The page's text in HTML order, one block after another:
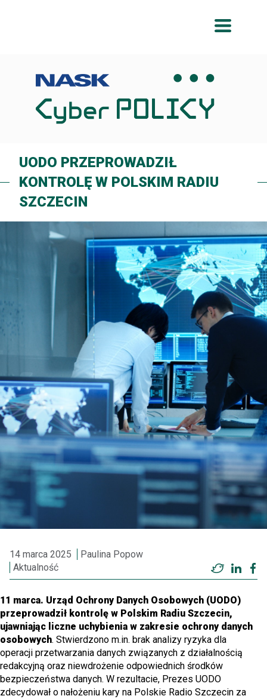
UODO PRZEPROWADZIŁ
KONTROLĘ W POLSKIM RADIU
SZCZECIN
14 marca 2025
Paulina Popow
Aktualność
Twitter
11 marca. Urząd Ochrony Danych Osobowych (UODO)
przeprowadził kontrolę w Polskim Radiu Szczecin,
ujawniając liczne uchybienia w zakresie ochrony danych
osobowych. Stwierdzono m.in. brak analizy ryzyka dla
operacji przetwarzania danych związanych z działalnością
redakcyjną oraz niewdrożenie odpowiednich środków
bezpieczeństwa danych. W rezultacie, Prezes UODO
zdecydował o nałożeniu kary na Polskie Radio Szczecin za